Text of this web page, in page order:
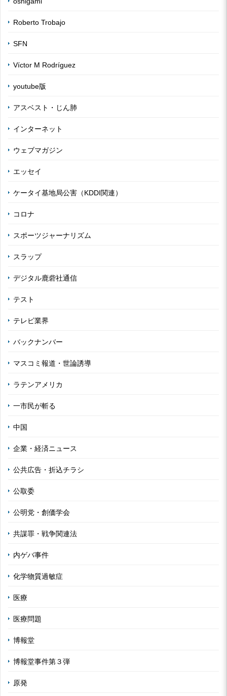
Roberto Trobajo
SFN
Víctor M Rodríguez
youtube版
アスベスト・じん肺
インターネット
ウェブマガジン
エッセイ
ケータイ基地局公害（KDDI関連）
コロナ
スポーツジャーナリズム
スラップ
デジタル鹿砦社通信
テスト
テレビ業界
バックナンバー
マスコミ報道・世論誘導
ラテンアメリカ
一市民が斬る
中国
企業・経済ニュース
公共広告・折込チラシ
公取委
公明党・創価学会
共謀罪・戦争関連法
内ゲバ事件
化学物質過敏症
医療
医療問題
博報堂
博報堂事件第３弾
原発